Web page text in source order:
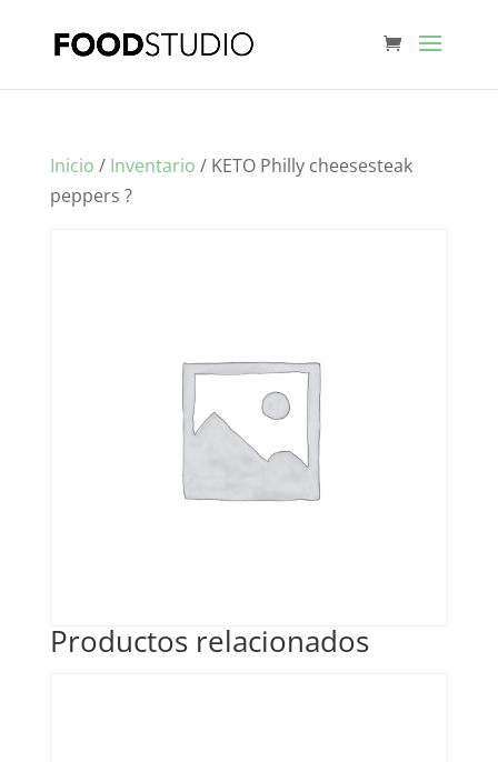
Inicio / Inventario / KETO Philly cheesesteak
peppers ?
Productos relacionados